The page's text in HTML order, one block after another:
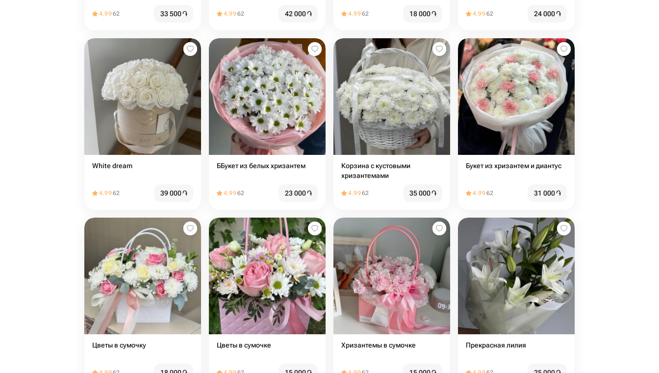
4.9962 33 500֏ 4.9962 42 000֏ 4.9962 18 000֏ 4.9962 24 000֏
White dream
4.9962 39 000֏
ББукет из белых хризантем
4.9962 23 000֏
Корзина с кустовыми
хризантемами
4.9962 35 000֏
Букет из хризантем и диантус
4.9962 31 000֏
Цветы в сумочку Цветы в сумочке Хризантемы в сумочке Прекрасная лилия